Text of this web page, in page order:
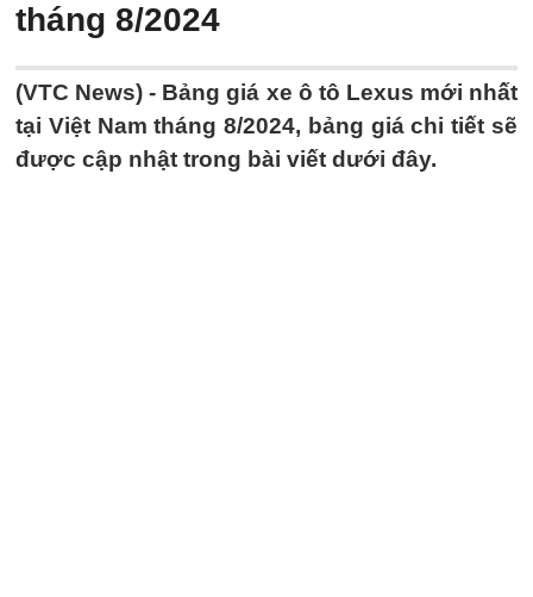
tháng 8/2024
(VTC News) - Bảng giá xe ô tô Lexus mới nhất
tại Việt Nam tháng 8/2024, bảng giá chi tiết sẽ
được cập nhật trong bài viết dưới đây.